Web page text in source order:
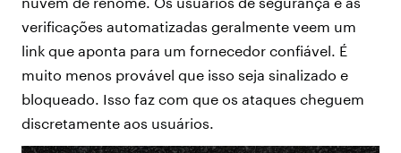
verificações automatizadas geralmente veem um
link que aponta para um fornecedor confiável. É
muito menos provável que isso seja sinalizado e
bloqueado. Isso faz com que os ataques cheguem
discretamente aos usuários.